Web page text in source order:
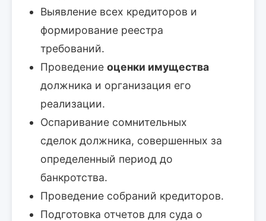
Выявление всех кредиторов и
формирование реестра
требований.
Проведение оценки имущества
должника и организация его
реализации.
Оспаривание сомнительных
сделок должника, совершенных за
определенный период до
банкротства.
Проведение собраний кредиторов.
Подготовка отчетов для суда о